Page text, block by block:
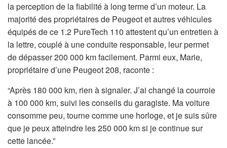
la perception de la fiabilité à long terme d’un moteur. La
majorité des propriétaires de Peugeot et autres véhicules
équipés de ce 1.2 PureTech 110 attestent qu’un entretien à
la lettre, couplé à une conduite responsable, leur permet
de dépasser 200 000 km facilement. Parmi eux, Marie,
propriétaire d’une Peugeot 208, raconte :
“Après 180 000 km, rien à signaler. J’ai changé la courroie
à 100 000 km, suivi les conseils du garagiste. Ma voiture
consomme peu, tourne comme une horloge, et je suis sûre
que je peux atteindre les 250 000 km si je continue sur
cette lancée.”